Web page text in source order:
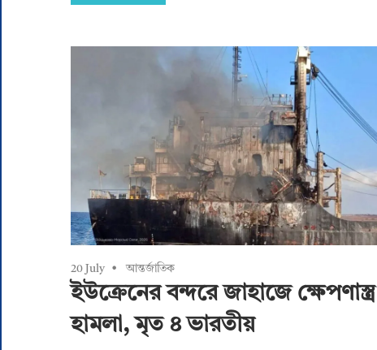
20 July আন্তর্জাতিক
ইউক্রেনের বন্দরে জাহাজে ক্ষেপণাস্ত্র
হামলা, মৃত ৪ ভারতীয়